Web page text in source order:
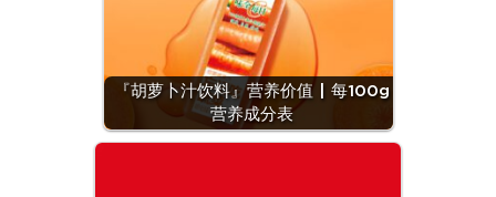
『胡萝卜汁饮料』营养价值 | 每100g
营养成分表